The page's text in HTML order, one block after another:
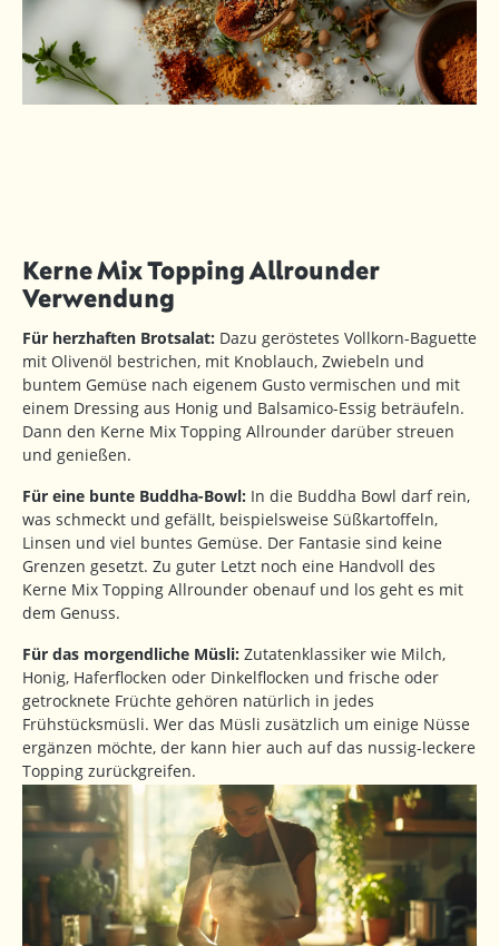
Kerne Mix Topping Allrounder
Verwendung
Für herzhaften Brotsalat: Dazu geröstetes Vollkorn-Baguette
mit Olivenöl bestrichen, mit Knoblauch, Zwiebeln und
buntem Gemüse nach eigenem Gusto vermischen und mit
einem Dressing aus Honig und Balsamico-Essig beträufeln.
Dann den Kerne Mix Topping Allrounder darüber streuen
und genießen.
Für eine bunte Buddha-Bowl: In die Buddha Bowl darf rein,
was schmeckt und gefällt, beispielsweise Süßkartoffeln,
Linsen und viel buntes Gemüse. Der Fantasie sind keine
Grenzen gesetzt. Zu guter Letzt noch eine Handvoll des
Kerne Mix Topping Allrounder obenauf und los geht es mit
dem Genuss.
Für das morgendliche Müsli: Zutatenklassiker wie Milch,
Honig, Haferflocken oder Dinkelflocken und frische oder
getrocknete Früchte gehören natürlich in jedes
Frühstücksmüsli. Wer das Müsli zusätzlich um einige Nüsse
ergänzen möchte, der kann hier auch auf das nussig-leckere
Topping zurückgreifen.